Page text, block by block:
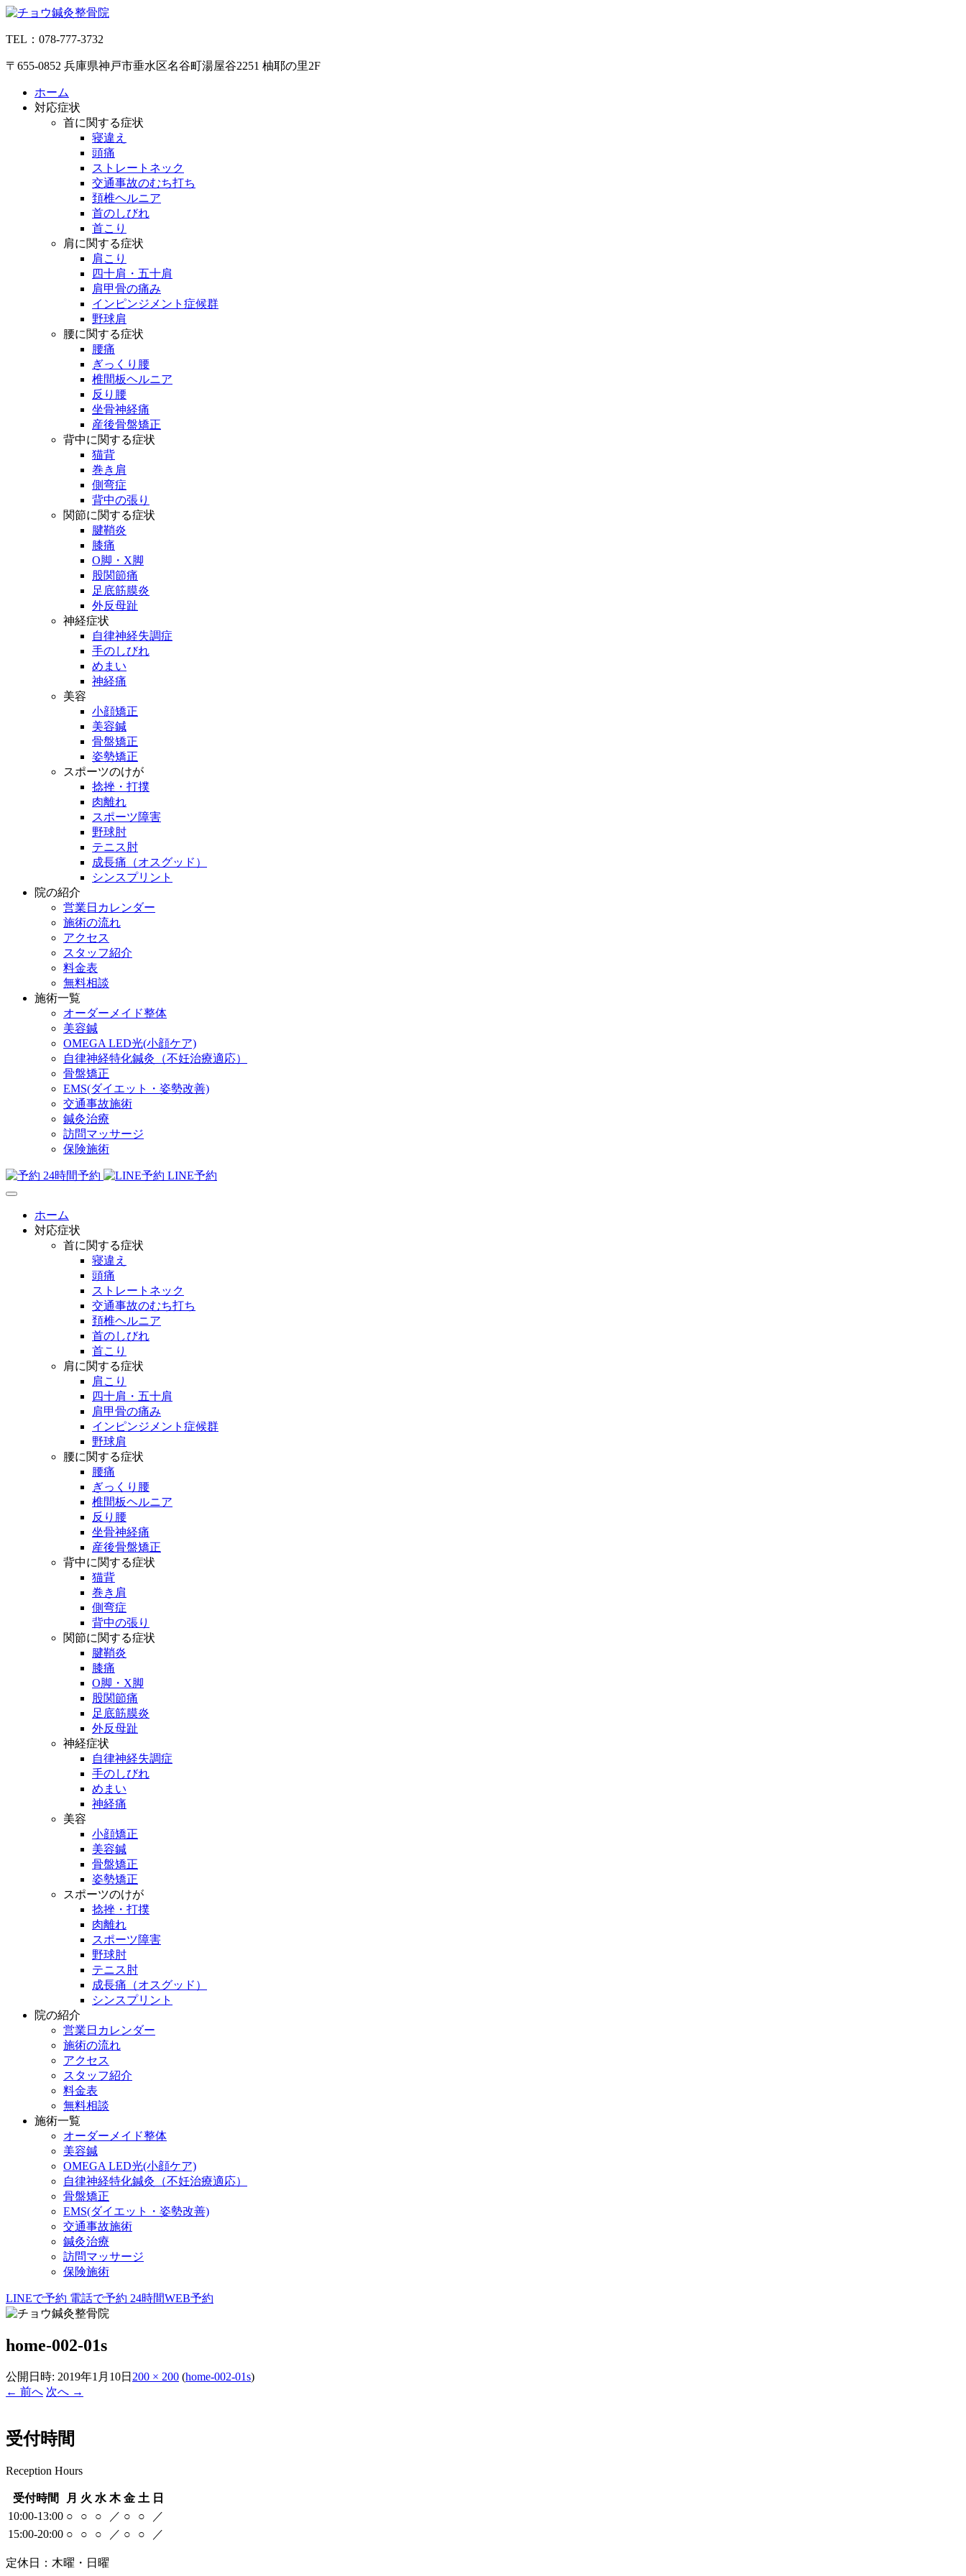
コ
テ
ツ
TEL：078-777-3732
〒655-0852 兵庫県神戸市垂水区名谷町湯屋谷2251 柚耶の里2F
ホーム
対応症状
首に関する症状
寝違え
頭痛
ストレートネック
交通事故のむち打ち
頚椎ヘルニア
首のしびれ
首こり
肩に関する症状
肩こり
四十肩・五十肩
肩甲骨の痛み
インピンジメント症候群
野球肩
腰に関する症状
腰痛
ぎっくり腰
椎間板ヘルニア
反り腰
坐骨神経痛
産後骨盤矯正
背中に関する症状
猫背
巻き肩
側弯症
背中の張り
関節に関する症状
腱鞘炎
膝痛
O脚・X脚
股関節痛
足底筋膜炎
外反母趾
神経症状
自律神経失調症
手のしびれ
めまい
神経痛
美容
小顔矯正
美容鍼
骨盤矯正
姿勢矯正
スポーツのけが
捻挫・打撲
肉離れ
スポーツ障害
野球肘
テニス肘
成長痛（オスグッド）
シンスプリント
院の紹介
営業日カレンダー
施術の流れ
アクセス
スタッフ紹介
料金表
無料相談
施術一覧
オーダーメイド整体
美容鍼
OMEGA LED光(小顔ケア)
自律神経特化鍼灸（不妊治療適応）
骨盤矯正
EMS(ダイエット・姿勢改善)
交通事故施術
鍼灸治療
訪問マッサージ
保険施術
24時間予約 LINE予約
ホーム
対応症状
首に関する症状
寝違え
頭痛
ストレートネック
交通事故のむち打ち
頚椎ヘルニア
首のしびれ
首こり
肩に関する症状
肩こり
四十肩・五十肩
肩甲骨の痛み
インピンジメント症候群
野球肩
腰に関する症状
腰痛
ぎっくり腰
椎間板ヘルニア
反り腰
坐骨神経痛
産後骨盤矯正
背中に関する症状
猫背
巻き肩
側弯症
背中の張り
関節に関する症状
腱鞘炎
膝痛
O脚・X脚
股関節痛
足底筋膜炎
外反母趾
神経症状
自律神経失調症
手のしびれ
めまい
神経痛
美容
小顔矯正
美容鍼
骨盤矯正
姿勢矯正
スポーツのけが
捻挫・打撲
肉離れ
スポーツ障害
野球肘
テニス肘
成長痛（オスグッド）
シンスプリント
院の紹介
営業日カレンダー
施術の流れ
アクセス
スタッフ紹介
料金表
無料相談
施術一覧
オーダーメイド整体
美容鍼
OMEGA LED光(小顔ケア)
自律神経特化鍼灸（不妊治療適応）
骨盤矯正
EMS(ダイエット・姿勢改善)
交通事故施術
鍼灸治療
訪問マッサージ
保険施術
LINEで予約 電話で予約 24時間WEB予約
home-002-01s
公開日時: 2019年1月10日 200 × 200 (home-002-01s)
← 前へ 次へ →
受付時間
Reception Hours
受付時間 月 火 水 木 金 土 日
10:00-13:00 ○ ○ ○ ／ ○ ○
／
15:00-20:00 ○ ○ ○ ／ ○ ○ ／
定休日：木曜・日曜